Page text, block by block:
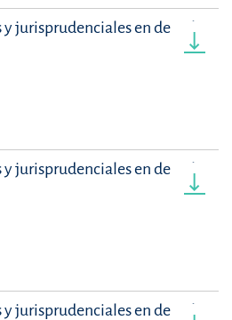
jurisprudenciales en derecho
jurisprudenciales en derecho
jurisprudenciales en derecho